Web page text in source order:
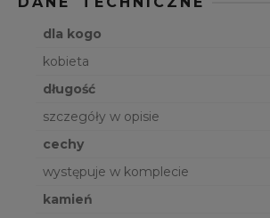
dla kogo
kobieta
długość
szczegóły w opisie
cechy
występuje w komplecie
kamień